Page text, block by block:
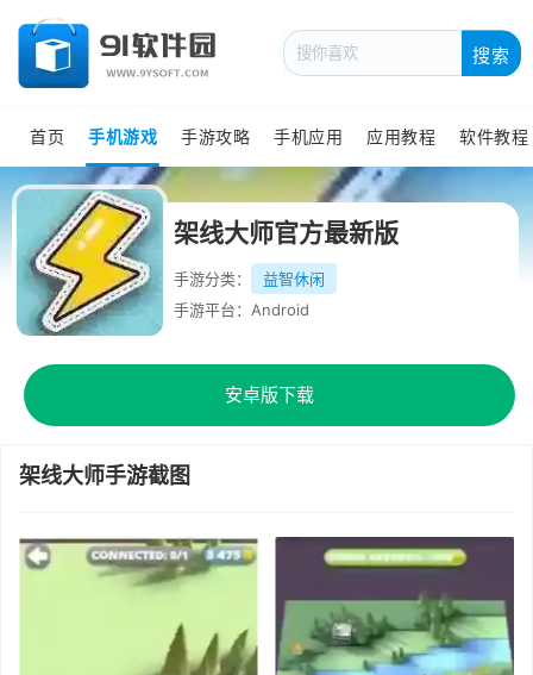
搜索
首页 手机游戏 手游攻略 手机应用 应用教程 软件教程
架线大师官方最新版
手游分类：
益智休闲
手游平台：Android
安卓版下载
架线大师手游截图